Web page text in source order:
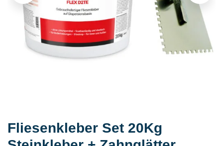
Fliesenkleber Set 20Kg